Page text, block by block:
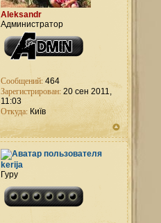
Aleksandr
Администратор
Сообщений: 464
Зарегистрирован: 20 сен 2011,
11:03
Откуда: Київ
kerija
Гуру